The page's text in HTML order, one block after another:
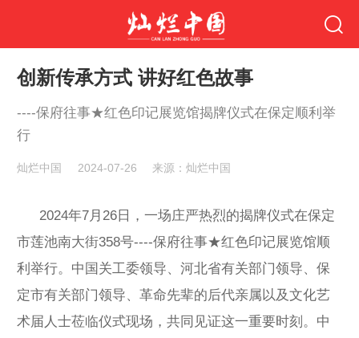
创新传承方式 讲好红色故事
----保府往事★红色印记展览馆揭牌仪式在保定顺利举
行
灿烂中国 2024-07-26 来源：灿烂中国
2024年7月26日，一场庄严热烈的揭牌仪式在保定
市莲池南大街358号----保府往事★红色印记展览馆顺
利举行。中国关工委领导、河北省有关部门领导、保
定市有关部门领导、革命先辈的后代亲属以及文化艺
术届人士莅临仪式现场，共同见证这一重要时刻。中